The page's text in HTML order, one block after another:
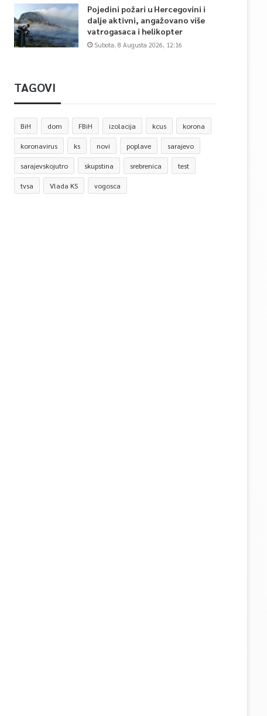
Pojedini požari u Hercegovini i
dalje aktivni, angažovano više
vatrogasaca i helikopter
Subota, 8 Augusta 2026, 12:16
TAGOVI
BiH dom FBiH izolacija kcus korona
koronavirus ks novi poplave sarajevo
sarajevskojutro skupstina srebrenica test
tvsa Vlada KS vogosca